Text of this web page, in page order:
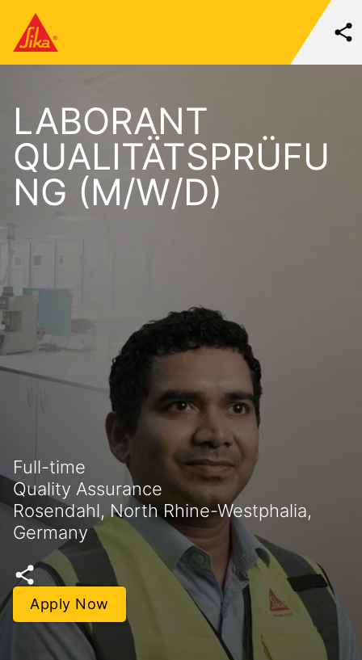
LABORANT
QUALITÄTSPRÜFU
NG (M/W/D)
Full-time
Quality Assurance
Rosendahl, North Rhine-Westphalia,
Germany
Apply Now